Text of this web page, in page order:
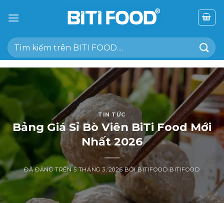
đến
dung
Tìm
kiếm:
TIN TỨC
Bảng Giá Sỉ Bò Viên BiTi Food Mới
Nhất 2026
ĐÃ ĐĂNG TRÊN5 THÁNG 3, 2026 BỞIBITIFOOD BITIFOOD